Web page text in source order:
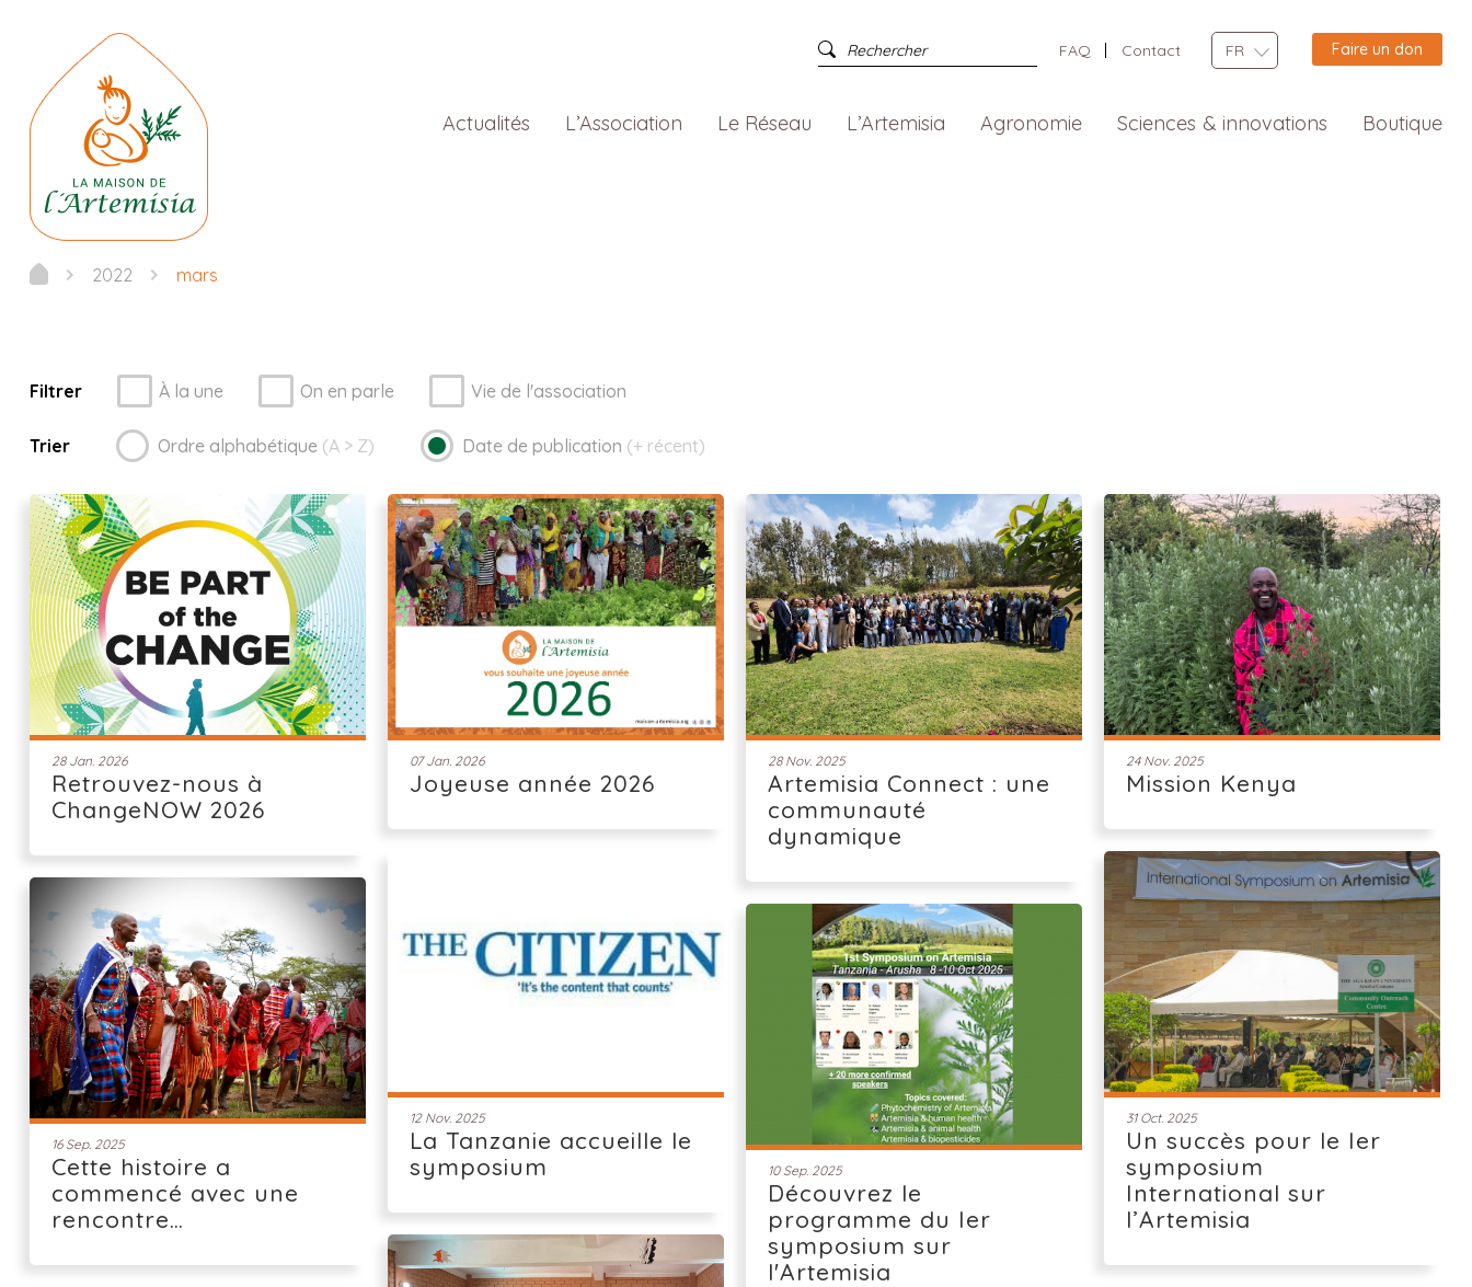
FAQ Contact FR Faire un don
Actualités L’Association Le Réseau L’Artemisia Agronomie Sciences & innovations Boutique
2022 mars
Filtrer À la une On en parle Vie de l'association
Trier Ordre alphabétique (A > Z) Date de publication (+ récent)
28 Jan. 2026
Retrouvez-nous à
ChangeNOW 2026
07 Jan. 2026
Joyeuse année 2026
28 Nov. 2025
Artemisia Connect : une
communauté
dynamique
24 Nov. 2025
Mission Kenya
12 Nov. 2025
La Tanzanie accueille le
symposium
31 Oct. 2025
Un succès pour le Ier
symposium
International sur
l’Artemisia
16 Sep. 2025
Cette histoire a
commencé avec une
rencontre…
10 Sep. 2025
Découvrez le
programme du Ier
symposium sur
l'Artemisia